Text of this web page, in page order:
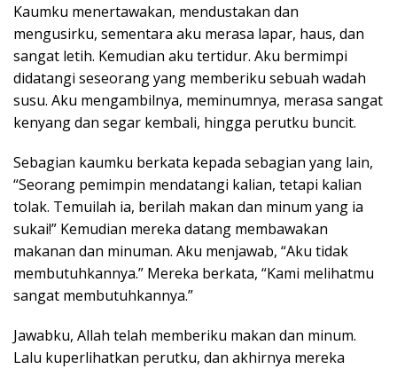
Kaumku menertawakan, mendustakan dan
mengusirku, sementara aku merasa lapar, haus, dan
sangat letih. Kemudian aku tertidur. Aku bermimpi
didatangi seseorang yang memberiku sebuah wadah
susu. Aku mengambilnya, meminumnya, merasa sangat
kenyang dan segar kembali, hingga perutku buncit.
Sebagian kaumku berkata kepada sebagian yang lain,
“Seorang pemimpin mendatangi kalian, tetapi kalian
tolak. Temuilah ia, berilah makan dan minum yang ia
sukai!” Kemudian mereka datang membawakan
makanan dan minuman. Aku menjawab, “Aku tidak
membutuhkannya.” Mereka berkata, “Kami melihatmu
sangat membutuhkannya.”
Jawabku, Allah telah memberiku makan dan minum.
Lalu kuperlihatkan perutku, dan akhirnya mereka